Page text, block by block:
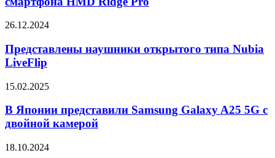
характеристики
HMD
Pro
Представлены
открытого
типа
Nubia
26.12.2024
Представлены наушники открытого типа Nubia
LiveFlip
В
представили
Samsung
Galaxy
5G
15.02.2025
В Японии представили Samsung Galaxy A25 5G с
двойной камерой
Представлены
18.10.2024